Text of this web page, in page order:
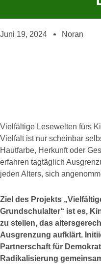
Juni 19, 2024 Noran
Vielfältige Lesewelten fürs
Vielfalt ist nur scheinbar
Hautfarbe, Herkunft oder
erfahren tagtäglich
jeden Alters, sich
Ziel des Projekts
Grundschulalter“ ist es,
zu stellen, das
Ausgrenzung aufklärt.
Partnerschaft für
Radikalisierung